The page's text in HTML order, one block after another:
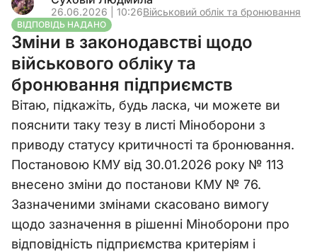
26.06.2026 | 10:26Військовий облік та бронювання
ВІДПОВІДЬ НАДАНО
Зміни в законодавстві щодо
військового обліку та
бронювання підприємств
Вітаю, підкажіть, будь ласка, чи можете ви
пояснити таку тезу в листі Міноборони з
приводу статусу критичності та бронювання.
Постановою КМУ від 30.01.2026 року № 113
внесено зміни до постанови КМУ № 76.
Зазначеними змінами скасовано вимогу
щодо зазначення в рішенні Міноборони про
відповідність підприємства критеріям і